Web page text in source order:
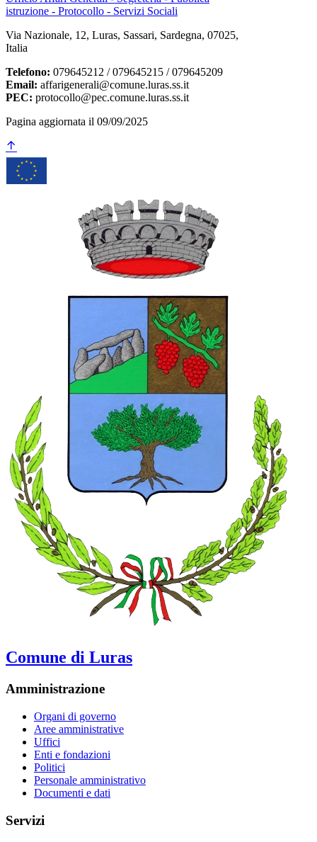
istruzione - Protocollo - Servizi Sociali
Via Nazionale, 12, Luras, Sassari, Sardegna, 07025,
Italia
Telefono: 079645212 / 079645215 / 079645209
Email: affarigenerali@comune.luras.ss.it
PEC: protocollo@pec.comune.luras.ss.it
Pagina aggiornata il 09/09/2025
Comune di Luras
Amministrazione
Organi di governo
Aree amministrative
Uffici
Enti e fondazioni
Politici
Personale amministrativo
Documenti e dati
Servizi